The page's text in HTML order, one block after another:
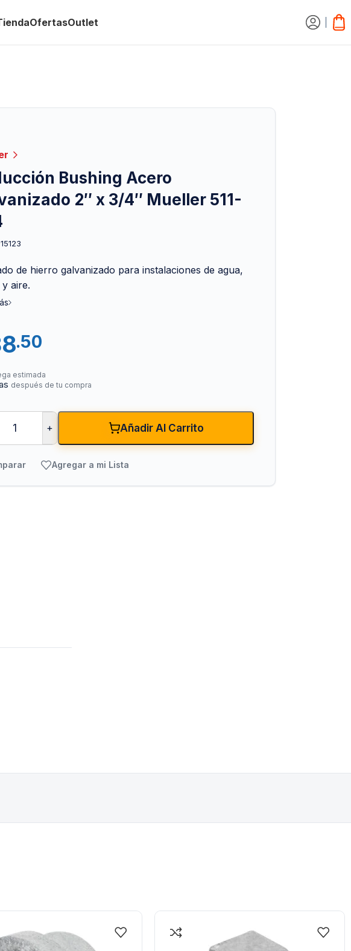
Cobre y Latón
Contra Incendio
Galvanizado
PEAD (Corrugado y Liso)
Centrífugas y Periféricas
Sumergibles para Agua Sucia y
OfertasOutlet
Bushing Acero
2″ x 3/4″ Mueller 511-
de hierro galvanizado para instalaciones de agua,
aire.
.50
estimada
después de tu compra
+ Añadir Al Carrito
Agregar a mi Lista